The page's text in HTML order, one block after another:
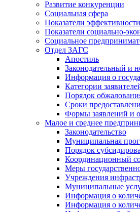
Развитие конкуренции
Социальная сфера
Показатели
Показатели социально-
Социальное
Отдел ЗАГС
Апостиль
Законодательный и
Информация о
Категории
Порядок
Сроки
Формы заявлений и
Малое и среднее
Законодательство
Муниципальная
Порядок
Координационный
Меры
Учреждения
Муниципальные
Информация о
Информация о